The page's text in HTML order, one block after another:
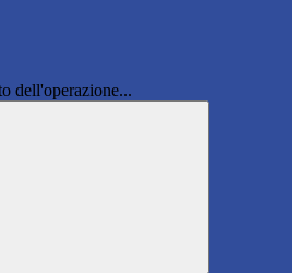
dell'operazione...